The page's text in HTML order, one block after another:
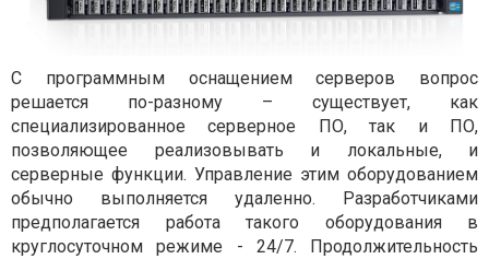
С программным оснащением серверов вопрос
решается по-разному – существует, как
специализированное серверное ПО, так и ПО,
позволяющее реализовывать и локальные, и
серверные функции. Управление этим оборудованием
обычно выполняется удаленно. Разработчиками
предполагается работа такого оборудования в
круглосуточном режиме - 24/7. Продолжительность